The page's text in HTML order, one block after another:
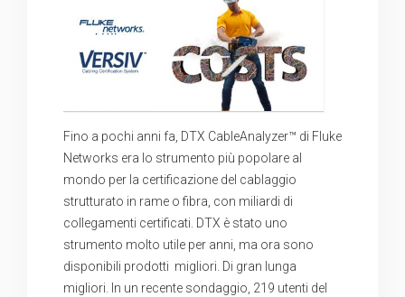
Fino a pochi anni fa, DTX CableAnalyzer™ di Fluke
Networks era lo strumento più popolare al
mondo per la certificazione del cablaggio
strutturato in rame o fibra, con miliardi di
collegamenti certificati. DTX è stato uno
strumento molto utile per anni, ma ora sono
disponibili prodotti migliori. Di gran lunga
migliori. In un recente sondaggio, 219 utenti del